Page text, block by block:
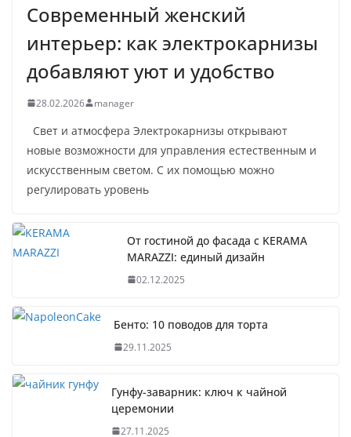
Современный женский
интерьер: как электрокарнизы
добавляют уют и удобство
28.02.2026 manager
Свет и атмосфера Электрокарнизы открывают
новые возможности для управления естественным и
искусственным светом. С их помощью можно
регулировать уровень
От гостиной до фасада с KERAMA
MARAZZI: единый дизайн
02.12.2025
Бенто: 10 поводов для торта
29.11.2025
Гунфу-заварник: ключ к чайной
церемонии
27.11.2025